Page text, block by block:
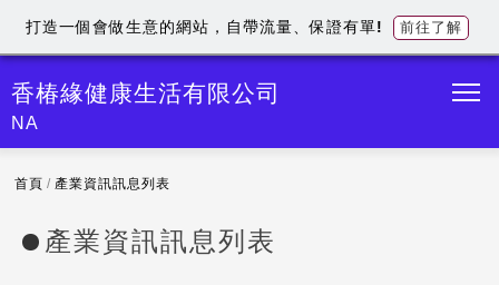
香椿緣健康生活有限公司
NA
首頁 / 產業資訊訊息列表
產業資訊訊息列表
打造一個會做生意的網站，自帶流量、保證有單! 前往了解